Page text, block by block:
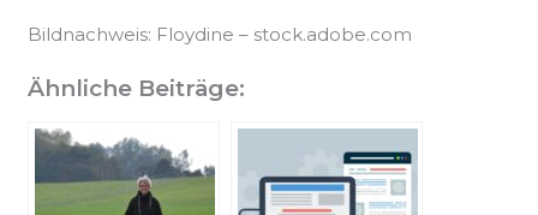
Bildnachweis: Floydine – stock.adobe.com
Ähnliche Beiträge: